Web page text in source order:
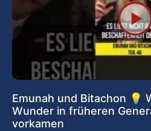
Emunah und Bitachon 💡
Wunder in früheren
vorkamen